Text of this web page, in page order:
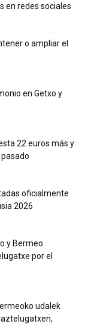
en redes sociales
o ampliar el
en Getxo y
22 euros más y
oficialmente
2026
y Bermeo
por el
udalek